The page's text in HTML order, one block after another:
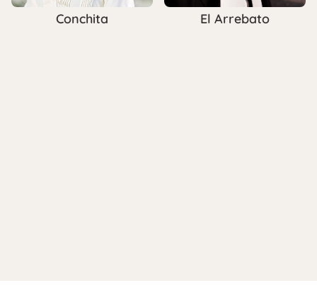
Conchita El Arrebato